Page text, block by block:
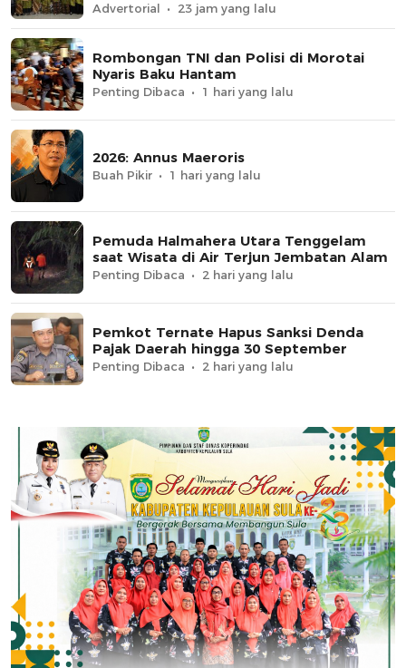
Advertorial 23 jam yang lalu
Rombongan TNI dan Polisi di Morotai
Nyaris Baku Hantam
Penting Dibaca 1 hari yang lalu
2026: Annus Maeroris
Buah Pikir 1 hari yang lalu
Pemuda Halmahera Utara Tenggelam
saat Wisata di Air Terjun Jembatan Alam
Penting Dibaca 2 hari yang lalu
Pemkot Ternate Hapus Sanksi Denda
Pajak Daerah hingga 30 September
Penting Dibaca 2 hari yang lalu